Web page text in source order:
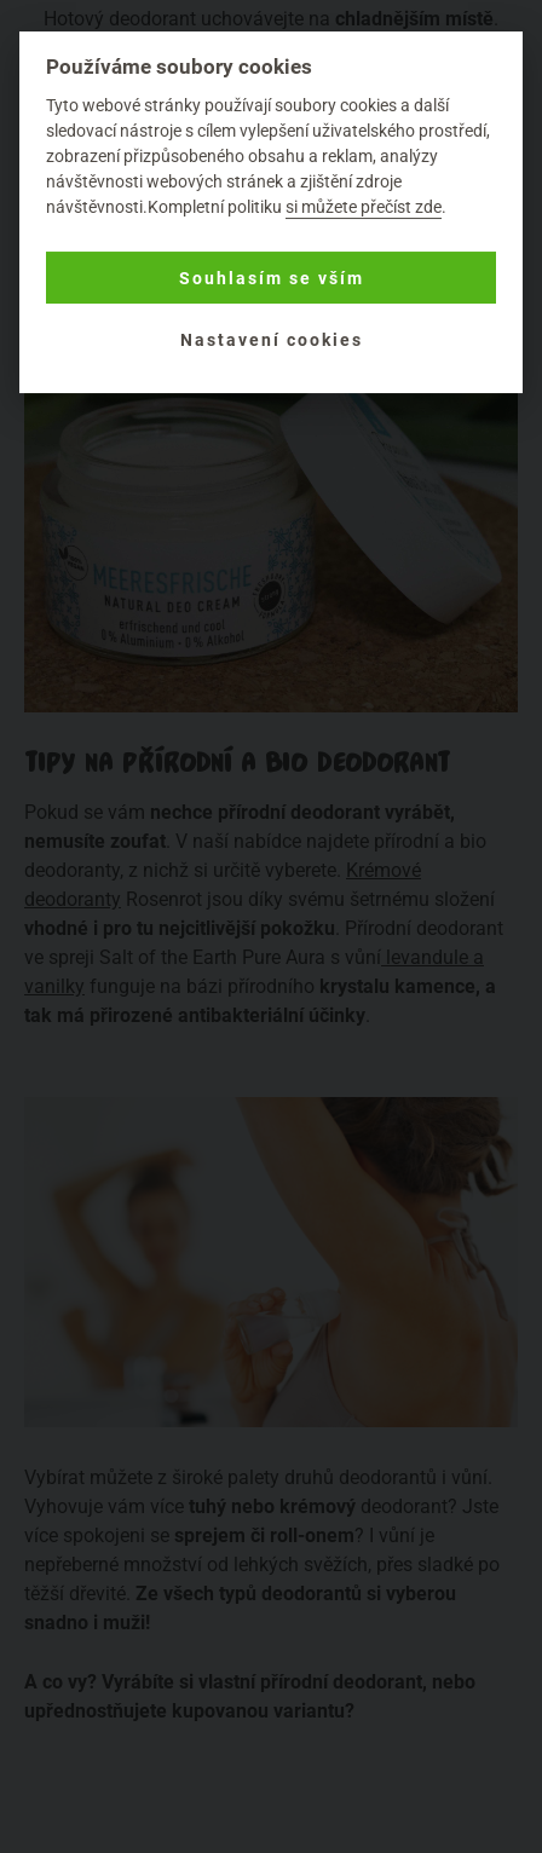
Hotový deodorant uchovávejte na chladnějším místě
zaschnout a až poté se oblečte. Pamatujte, že
malé množství.
TIPY NA PŘÍRODNÍ A BIO DEODORANT
Pokud se vám nechce přírodní deodorant vyrábět,
nemusíte zoufat . V naší nabídce najdete přírodní a bio
deodoranty, z nichž si určitě vyberete. Krémové
deodoranty Rosenrot jsou díky svému šetrnému složení
vhodné i pro tu nejcitlivější pokožku . Přírodní deodorant
ve spreji Salt of the Earth Pure Aura s vůní
levandule a
vanilky funguje na bázi přírodního krystalu kamence, a
tak má přirozené antibakteriální účinky
Vybírat můžete z široké palety druhů deodorantů i vůní.
Vyhovuje vám více tuhý nebo krémový deodorant? Jste
více spokojeni se sprejem či roll-onem? I vůní je
nepřeberné množství od lehkých svěžích, přes sladké po
těžší dřevité. Ze všech typů deodorantů si vyberou
snadno i muži!
A co vy? Vyrábíte si vlastní přírodní deodorant, nebo
upřednostňujete kupovanou variantu?
Používáme soubory cookies
Tyto webové stránky používají soubory cookies a další
sledovací nástroje s cílem vylepšení uživatelského prostředí,
zobrazení přizpůsobeného obsahu a reklam, analýzy
návštěvnosti webových stránek a zjištění zdroje
návštěvnosti.Kompletní politikusi můžete přečíst zde.
Souhlasím se vším
Nastavení cookies